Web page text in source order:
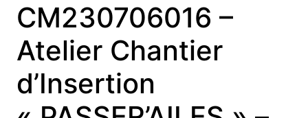
CM230706016 –
Atelier Chantier
d’Insertion